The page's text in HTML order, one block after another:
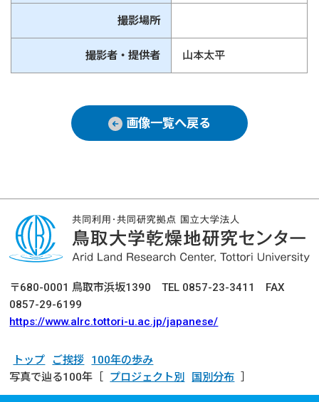
撮影場所
撮影者・提供者 山本太平
画像一覧へ戻る
〒680-0001 鳥取市浜坂1390 TEL 0857-23-3411 FAX
0857-29-6199
https://www.alrc.tottori-u.ac.jp/japanese/
トップ ご挨拶
100年の歩み
写真で辿る100年［
プロジェクト別 国別分布